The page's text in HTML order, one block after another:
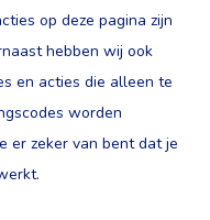
op deze pagina zijn
hebben wij ook
en acties die alleen te
worden
er zeker van bent dat je